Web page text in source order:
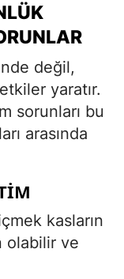
değil,
yaratır.
sorunları bu
arasında
kasların
olabilir ve